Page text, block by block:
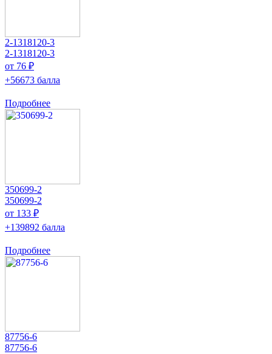
2-1318120-3
2-1318120-3
от 76 ₽
+56673 балла
Подробнее
350699-2
350699-2
от 133 ₽
+139892 балла
Подробнее
87756-6
87756-6